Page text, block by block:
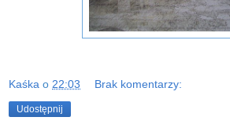
Kaśka o 22:03 Brak komentarzy:
Udostępnij